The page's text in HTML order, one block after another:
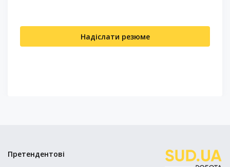
Надіслати резюме
Претендентові